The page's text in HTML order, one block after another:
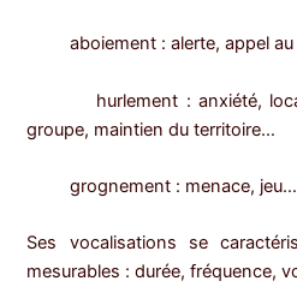
aboiement : alerte, appel au
hurlement : anxiété,
groupe, maintien du territoire…
grognement : menace, jeu…
Ses vocalisations se
mesurables : durée, fréquence,